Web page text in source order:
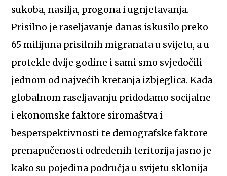
sukoba, nasilja, progona i ugnjetavanja.
Prisilno je raseljavanje danas iskusilo preko
65 milijuna prisilnih migranata u svijetu, a u
protekle dvije godine i sami smo svjedočili
jednom od najvećih kretanja izbjeglica. Kada
globalnom raseljavanju pridodamo socijalne
i ekonomske faktore siromaštva i
besperspektivnosti te demografske faktore
prenapučenosti određenih teritorija jasno je
kako su pojedina područja u svijetu sklonija